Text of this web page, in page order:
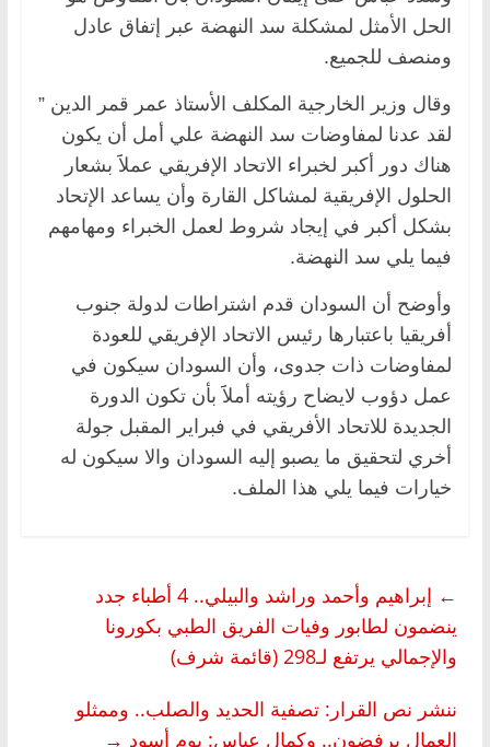
الحل الأمثل لمشكلة سد النهضة عبر إتفاق عادل
ومنصف للجميع.
وقال وزير الخارجية المكلف الأستاذ عمر قمر الدين ”
لقد عدنا لمفاوضات سد النهضة علي أمل أن يكون
هناك دور أكبر لخبراء الاتحاد الإفريقي عملاََ بشعار
الحلول الإفريقية لمشاكل القارة وأن يساعد الإتحاد
بشكل أكبر في إيجاد شروط لعمل الخبراء ومهامهم
فيما يلي سد النهضة.
وأوضح أن السودان قدم اشتراطات لدولة جنوب
أفريقيا باعتبارها رئيس الاتحاد الإفريقي للعودة
لمفاوضات ذات جدوى، وأن السودان سيكون في
عمل دؤوب لايضاح رؤيته أملاََ بأن تكون الدورة
الجديدة للاتحاد الأفريقي في فبراير المقبل جولة
أخري لتحقيق ما يصبو إليه السودان والا سيكون له
خيارات فيما يلي هذا الملف.
←
إبراهيم وأحمد وراشد والبيلي.. 4 أطباء جدد
ينضمون لطابور وفيات الفريق الطبي بكورونا
والإجمالي يرتفع لـ298 (قائمة شرف)
ننشر نص القرار: تصفية الحديد والصلب.. وممثلو
العمال يرفضون.. وكمال عباس: يوم أسود →